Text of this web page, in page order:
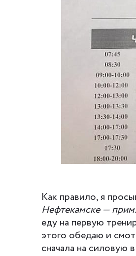
Как правило, я
Нефтекамске —
еду на первую
этого обедаю и
сначала на силовую